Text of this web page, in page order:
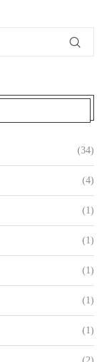
(34)
(4)
(1)
(1)
(1)
(1)
(1)